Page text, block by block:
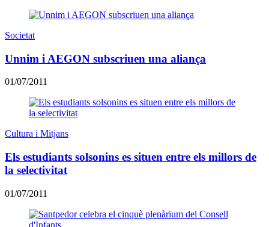
Societat
Unnim i AEGON subscriuen una aliança
01/07/2011
Cultura i Mitjans
Els estudiants solsonins es situen entre els millors de
la selectivitat
01/07/2011